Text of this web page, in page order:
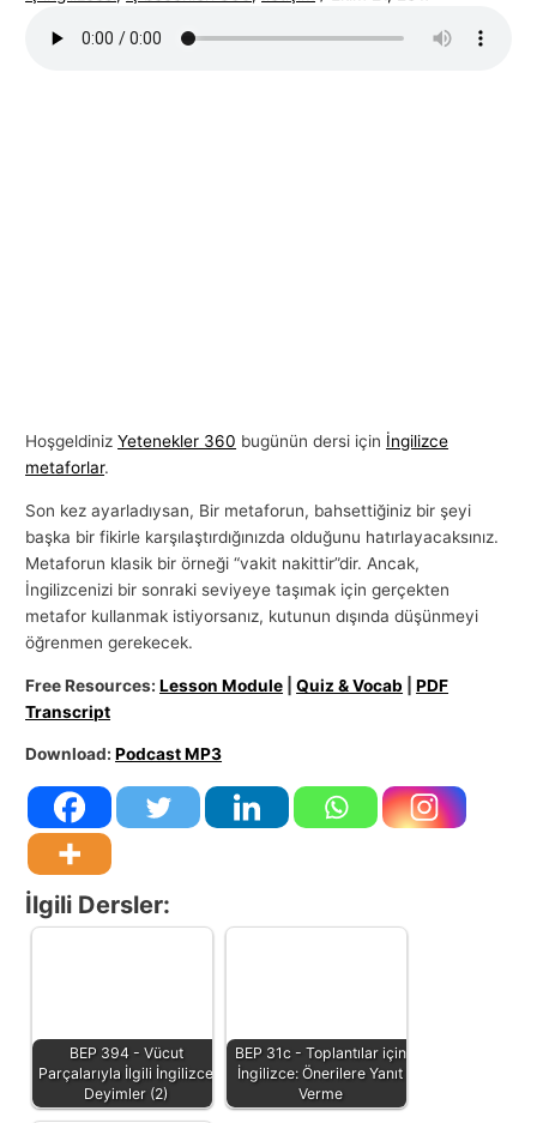
HoşgeldinizYetenekler 360 bugünün dersi için İngilizce
metaforlar.
Son kez ayarladıysan, Bir metaforun, bahsettiğiniz bir şeyi
başka bir fikirle karşılaştırdığınızda olduğunu hatırlayacaksınız.
Metaforun klasik bir örneği “vakit nakittir”dir. Ancak,
İngilizcenizi bir sonraki seviyeye taşımak için gerçekten
metafor kullanmak istiyorsanız, kutunun dışında düşünmeyi
öğrenmen gerekecek.
Free Resources:Lesson Module |Quiz & Vocab |PDF
Transcript
Download:Podcast MP3
İlgili Dersler:
BEP 394 - Vücut
Parçalarıyla İlgili İngilizce
Deyimler (2)
BEP 31c - Toplantılar için
İngilizce: Önerilere Yanıt
Verme